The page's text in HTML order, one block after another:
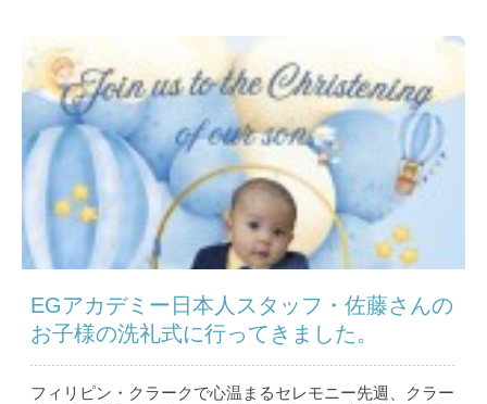
EGアカデミー日本人スタッフ・佐藤さんの
お子様の洗礼式に行ってきました。
フィリピン・クラークで心温まるセレモニー先週、クラー